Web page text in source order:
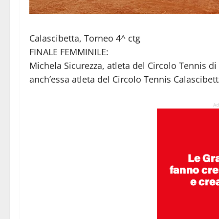
Calascibetta, Torneo 4^ ctg
FINALE FEMMINILE:
Michela Sicurezza, atleta del Circolo Tennis
anch’essa atleta del Circolo Tennis